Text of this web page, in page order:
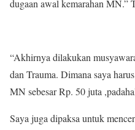
dugaan awal kemarahan MN.”
“Akhirnya dilakukan
dan Trauma. Dimana saya
MN sebesar Rp. 50 juta
Saya juga dipaksa untuk